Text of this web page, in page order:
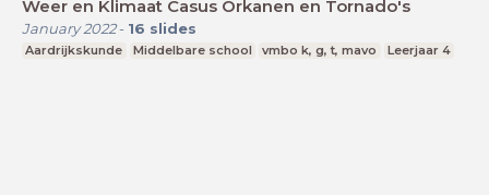
Weer en Klimaat Casus Orkanen en Tornado's
January 2022- 16 slides
Aardrijkskunde Middelbare school vmbo k, g, t, mavo Leerjaar 4